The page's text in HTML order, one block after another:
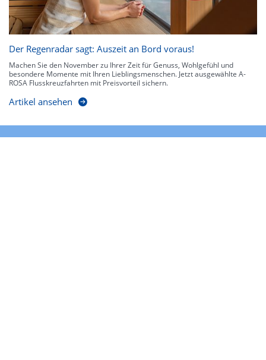
Der Regenradar sagt: Auszeit an Bord voraus!
Machen Sie den November zu Ihrer Zeit für Genuss, Wohlgefühl und
besondere Momente mit Ihren Lieblingsmenschen. Jetzt ausgewählte A-
ROSA Flusskreuzfahrten mit Preisvorteil sichern.
Artikel ansehen